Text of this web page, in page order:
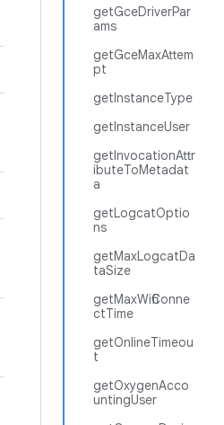
getGceDriverPar
ams
getGceMaxAttem
pt
getInstanceType
getInstanceUser
getInvocationAttr
ibuteToMetadat
a
getLogcatOptio
ns
getMaxLogcatDa
taSize
getMaxWifiConne
ctTime
getOnlineTimeou
t
getOxygenAcco
untingUser